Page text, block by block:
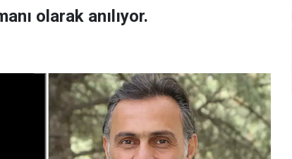
olarak anılıyor.